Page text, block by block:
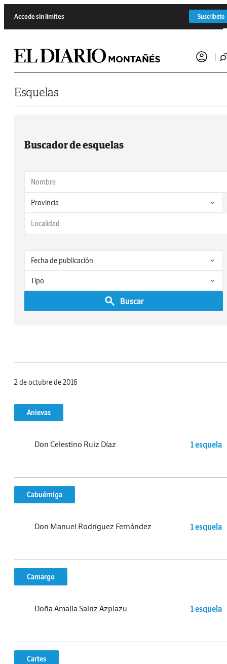
Accede sin límites Suscríbete
Esquelas
Buscador de esquelas
Buscar
2 de octubre de 2016
Anievas
Don Celestino Ruiz Díaz 1 esquela
Cabuérniga
Don Manuel Rodríguez Fernández 1 esquela
Camargo
Doña Amalia Sainz Azpiazu 1 esquela
Cartes